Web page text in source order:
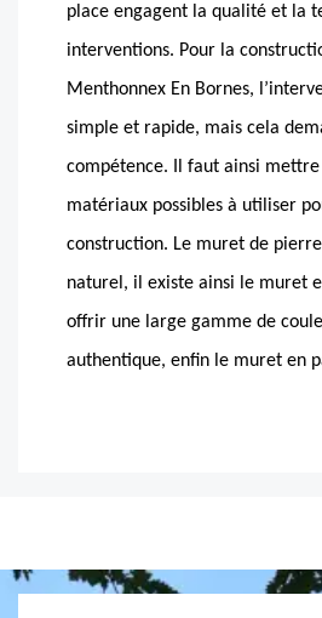
place engagent la qualité et la
interventions. Pour la
Menthonnex En Bornes,
simple et rapide, mais cela
compétence. Il faut ainsi mettre
matériaux possibles à utiliser
construction. Le muret de
naturel, il existe ainsi le muret
offrir une large gamme de
authentique, enfin le muret en